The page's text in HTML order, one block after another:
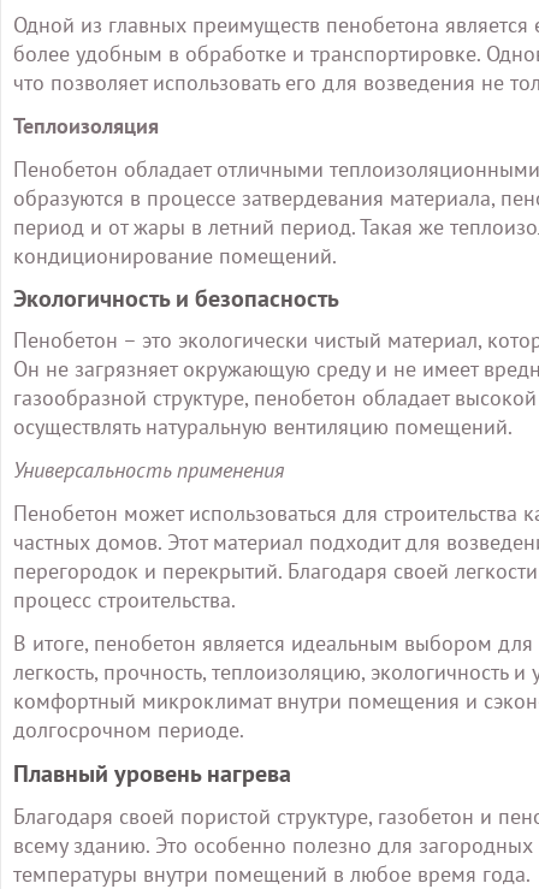
Одной из главных преимуществ пенобетона является
более удобным в обработке и транспортировке.
что позволяет использовать его для возведения не
Теплоизоляция
Пенобетон обладает отличными
образуются в процессе затвердевания материала,
период и от жары в летний период. Такая же
кондиционирование помещений.
Экологичность и безопасность
Пенобетон – это экологически чистый материал,
Он не загрязняет окружающую среду и не имеет
газообразной структуре, пенобетон обладает
осуществлять натуральную вентиляцию помещений.
Универсальность применения
Пенобетон может использоваться для
частных домов. Этот материал подходит для
перегородок и перекрытий. Благодаря своей
процесс строительства.
В итоге, пенобетон является идеальным выбором для
легкость, прочность, теплоизоляцию, экологичность
комфортный микроклимат внутри помещения и
долгосрочном периоде.
Плавный уровень нагрева
Благодаря своей пористой структуре, газобетон и
всему зданию. Это особенно полезно для
температуры внутри помещений в любое время года.